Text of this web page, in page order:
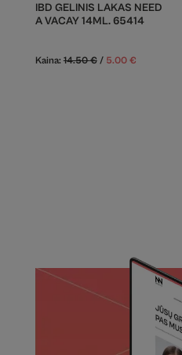
IBD GELINIS LAKAS NEED
A VACAY 14ML. 65414
Kaina: 14.50€ / 5.00 €